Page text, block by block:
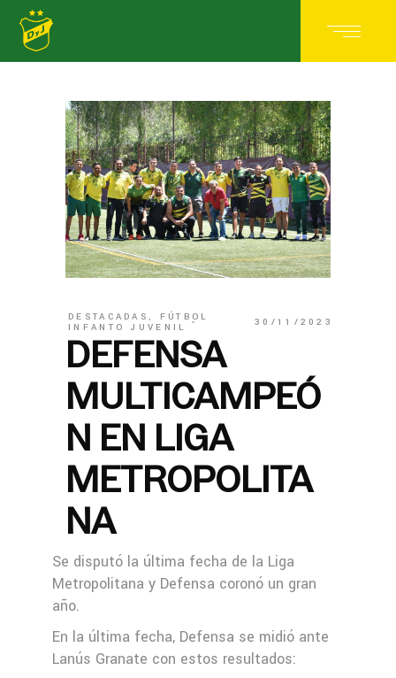
DESTACADAS, FÚTBOL
INFANTO JUVENIL
30/11/2023
DEFENSA
MULTICAMPEÓ
N EN LIGA
METROPOLITA
NA
Se disputó la última fecha de la Liga
Metropolitana y Defensa coronó un gran
año.
En la última fecha, Defensa se midió ante
Lanús Granate con estos resultados: